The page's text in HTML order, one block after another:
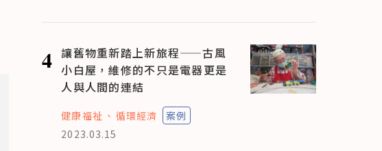
4 讓舊物重新踏上新旅程——古風
小白屋，維修的不只是電器更是
人與人間的連結
健康福祉 循環經濟
案例
2023.03.15